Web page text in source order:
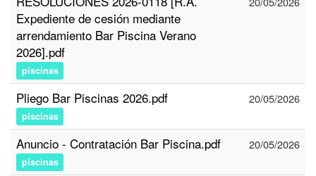
Expediente de cesión mediante
arrendamiento Bar Piscina Verano
2026].pdf
piscinas
Pliego Bar Piscinas 2026.pdf
piscinas
20/05/2026
Anuncio - Contratación Bar Piscina.pdf
piscinas
20/05/2026